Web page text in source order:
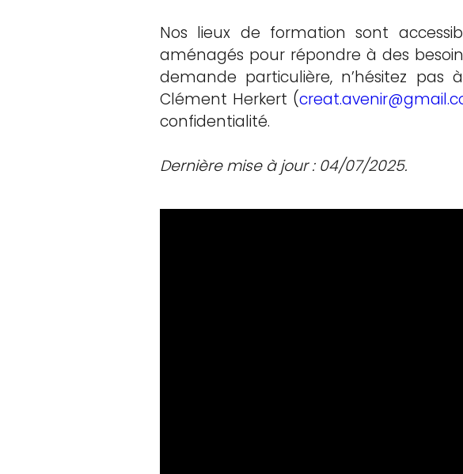
Nos lieux de formation sont
aménagés pour répondre à des
demande particulière, n’hésitez
Clément Herkert (
confidentialité.
Dernière mise à jour : 04/07/2025.